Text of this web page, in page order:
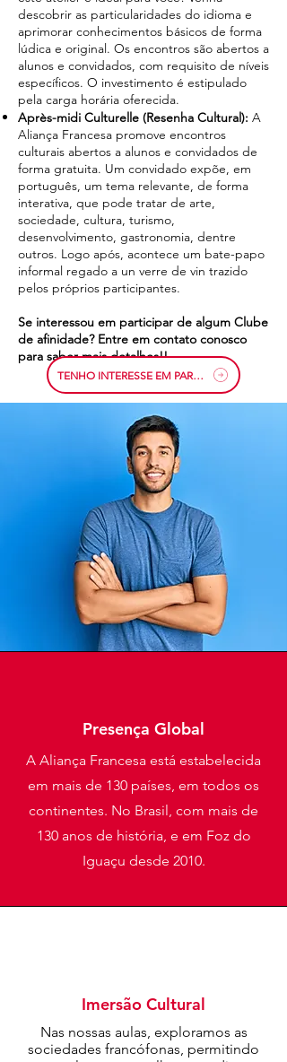
descobrir as particularidades do idioma e
aprimorar conhecimentos básicos de forma
lúdica e original. Os encontros são abertos a
alunos e convidados, com requisito de níveis
específicos. O investimento é estipulado
pela carga horária oferecida.
Après-midi Culturelle (Resenha Cultural): A
Aliança Francesa promove encontros
culturais abertos a alunos e convidados de
forma gratuita. Um convidado expõe, em
português, um tema relevante, de forma
interativa, que pode tratar de arte,
sociedade, cultura, turismo,
desenvolvimento, gastronomia, dentre
outros. Logo após, acontece um bate-papo
informal regado a un verre de vin trazido
pelos próprios participantes.
Se interessou em participar de algum Clube
de afinidade? Entre em contato conosco
para saber mais detalhes!!
TENHO INTERESSE EM PARTICIPAR!
Presença Global
A Aliança Francesa está estabelecida
em mais de 130 países, em todos os
continentes. No Brasil, com mais de
130 anos de história, e em Foz do
Iguaçu desde 2010.
Imersão Cultural
Nas nossas aulas, exploramos as
sociedades francófonas, permitindo